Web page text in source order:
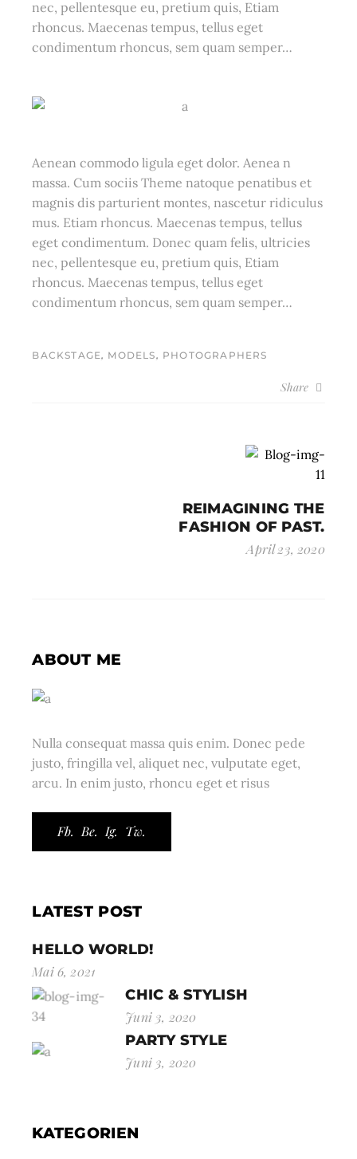
nec, pellentesque eu, pretium quis, Etiam
rhoncus. Maecenas tempus, tellus eget
condimentum rhoncus, sem quam semper…
Aenean commodo ligula eget dolor. Aenea n
massa. Cum sociis Theme natoque penatibus et
magnis dis parturient montes, nascetur ridiculus
mus. Etiam rhoncus. Maecenas tempus, tellus
eget condimentum. Donec quam felis, ultricies
nec, pellentesque eu, pretium quis, Etiam
rhoncus. Maecenas tempus, tellus eget
condimentum rhoncus, sem quam semper…
BACKSTAGE, MODELS, PHOTOGRAPHERS
Share
REIMAGINING THE
FASHION OF PAST.
April 23, 2020
ABOUT ME
Nulla consequat massa quis enim. Donec pede
justo, fringilla vel, aliquet nec, vulputate eget,
arcu. In enim justo, rhoncu eget et risus
Fb. Be. Ig. Tw.
LATEST POST
HELLO WORLD!
Mai 6, 2021
CHIC & STYLISH
Juni 3, 2020
PARTY STYLE
Juni 3, 2020
KATEGORIEN